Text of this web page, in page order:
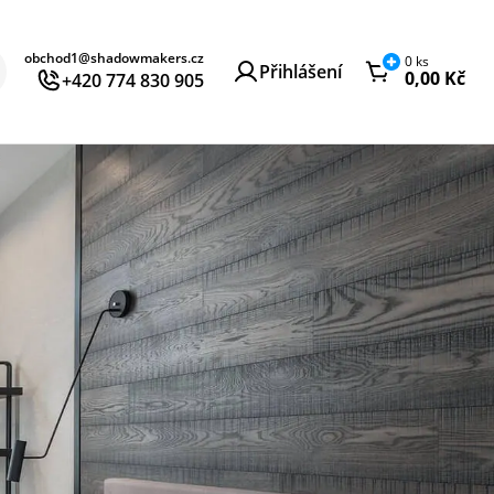
obchod1@shadowmakers.cz
+420 774 830 905 Přihlášení 0ks
0,00 Kč